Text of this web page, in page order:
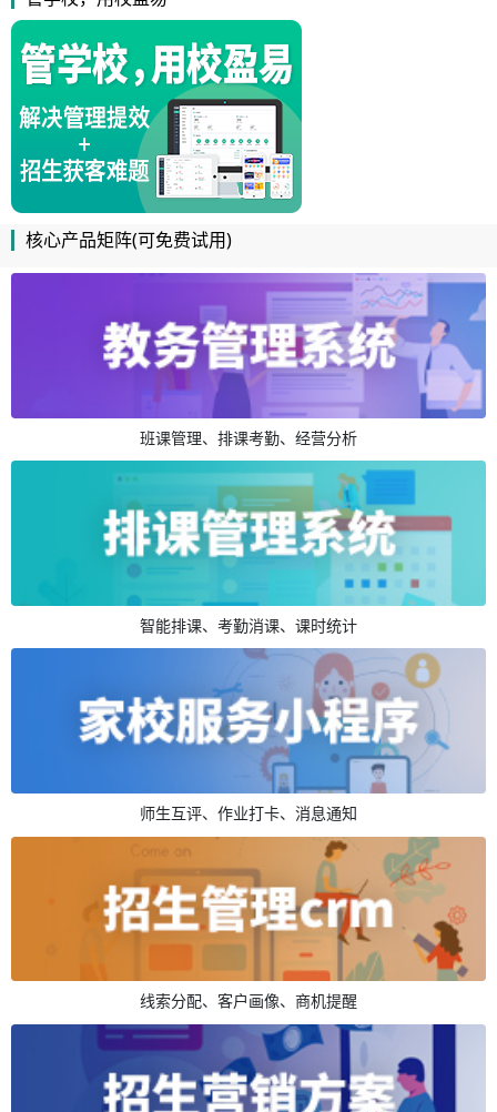
核心产品矩阵(可免费试用)
班课管理、排课考勤、经营分析
智能排课、考勤消课、课时统计
师生互评、作业打卡、消息通知
线索分配、客户画像、商机提醒